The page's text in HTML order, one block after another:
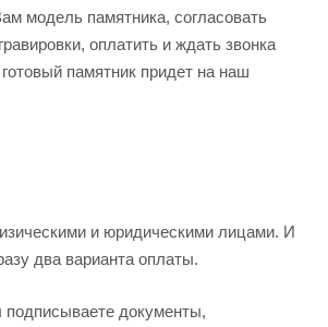
модель памятника, согласовать
оплатить и ждать звонка
памятник придет на наш
и юридическими лицами. И
два варианта оплаты.
документы,